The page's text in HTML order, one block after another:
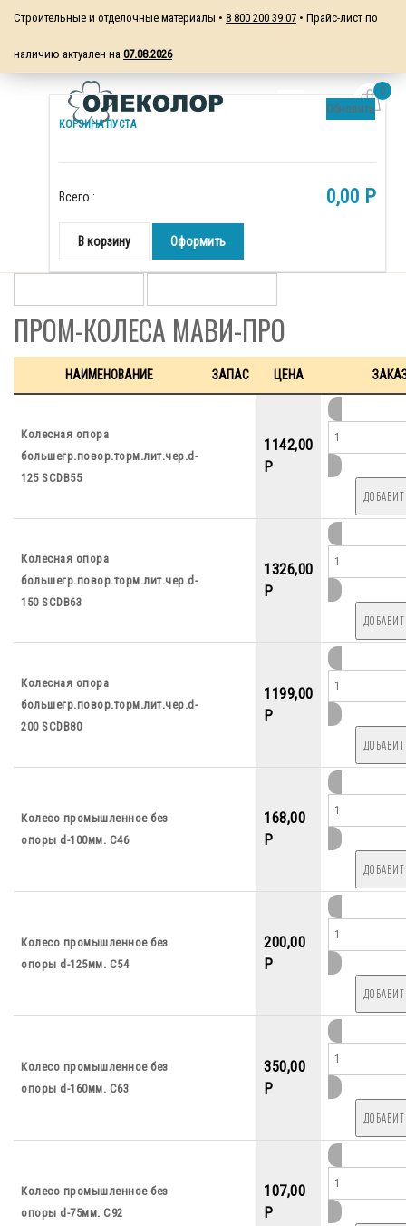
Строительные и отделочные материалы • 8 800 200 39 07 • Прайс-лист по
наличию актуален на 07.08.2026
0
КОРЗИНА ПУСТА
Обновить
Всего : 0,00 P
В корзину Оформить
ПРОМ-КОЛЕСА МАВИ-ПРО
НАИМЕНОВАНИЕ ЗАПАС ЦЕНА
Колесная опора
большегр.повор.торм.лит.чер.d-
125 SCDB55
1142,00
P
Колесная опора
большегр.повор.торм.лит.чер.d-
150 SCDB63
1326,00
P
Колесная опора
большегр.повор.торм.лит.чер.d-
200 SCDB80
1199,00
P
Колесо промышленное без
опоры d-100мм. С46
168,00
P
Колесо промышленное без
опоры d-125мм. С54
200,00
P
Колесо промышленное без
опоры d-160мм. С63
350,00
P
Колесо промышленное без
опоры d-75мм. С92
107,00
P